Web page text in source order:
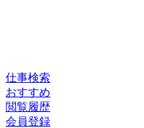
仕事検索
おすすめ
閲覧履歴
会員登録